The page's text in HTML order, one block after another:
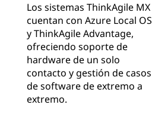
Los sistemas ThinkAgile MX
cuentan con Azure Local OS
y ThinkAgile Advantage,
ofreciendo soporte de
hardware de un solo
contacto y gestión de casos
de software de extremo a
extremo.